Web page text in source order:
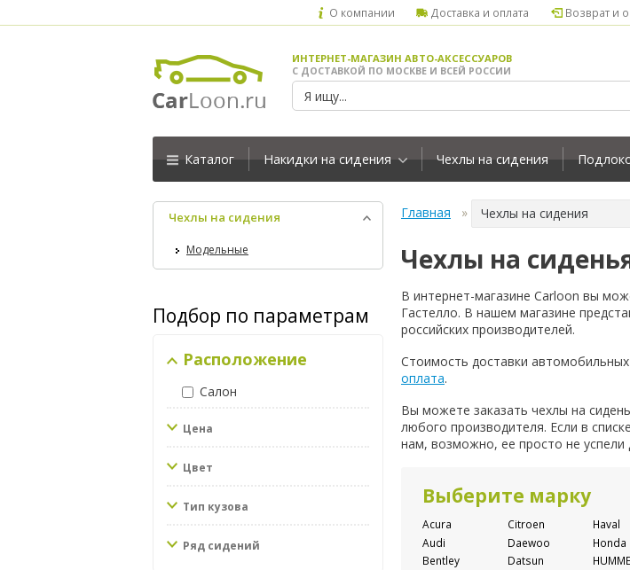
О компании Доставка и оплата Возврат и
ИНТЕРНЕТ-МАГАЗИН АВТО-АКСЕССУАРОВ
С ДОСТАВКОЙ ПО МОСКВЕ И ВСЕЙ РОССИИ
Каталог Накидки на сидения Чехлы на сидения
Чехлы на сидения
Модельные
Подбор по параметрам
Расположение
Салон
Цена
Цвет
Тип кузова
Ряд сидений
Главная Чехлы на сидения
Чехлы на
В интернет-магазине Carloon вы
Гастелло. В нашем магазине
российских производителей.
Стоимость доставки
оплата.
Вы можете заказать чехлы на
любого производителя. Если в
нам, возможно, ее просто не успели
Выберите марку
Acura
Audi
Bentley
Citroen
Daewoo
Datsun
Haval
Honda